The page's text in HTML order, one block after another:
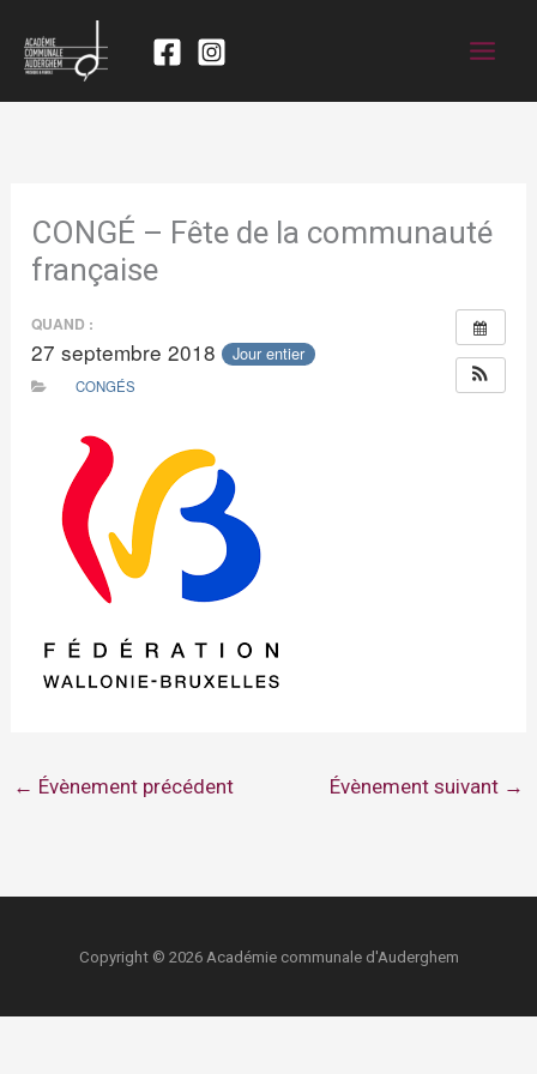
CONGÉ – Fête de la communauté
française
QUAND :
27 septembre 2018 Jour entier
CONGÉS
← Évènement précédent Évènement suivant →
Copyright © 2026 Académie communale d'Auderghem